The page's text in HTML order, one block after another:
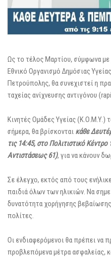
Ως το τέλος Μαρτίου, σύμφωνα
Εθνικό Οργανισμό Δημόσιας
Πετρούπολης, θα συνεχιστεί η
ταχείας ανίχνευσης αντιγόνου
Κινητές Ομάδες Υγείας (Κ.Ο.Μ.Υ.)
σήμερα, θα βρίσκονται κάθε
τις 14:45, στο Πολιτιστικό
Αντιστάσεως 61), για να κάνουν
Σε έλεγχο, εκτός από τους
παιδιά όλων των ηλικιών. Να
δυνατότητα χορήγησης
πολίτες.
Οι ενδιαφερόμενοι θα πρέπει να
προβλεπόμενα μέτρα ασφαλείας,